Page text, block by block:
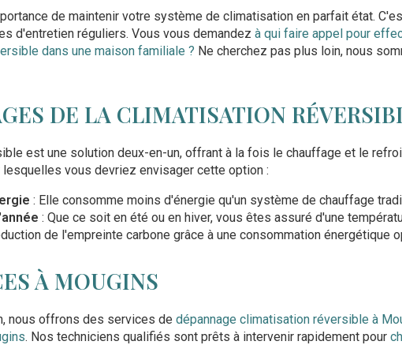
de maintenir votre système de climatisation en parfait état.
d'entretien réguliers. Vous vous demandez à qui faire appel pour
dans une maison familiale ? Ne cherchez pas plus loin, nous
DE LA CLIMATISATION
est une solution deux-en-un, offrant à la fois le chauffage et le
vous devriez envisager cette option :
: Elle consomme moins d'énergie qu'un système de chauffage
: Que ce soit en été ou en hiver, vous êtes assuré d'une
de l'empreinte carbone grâce à une consommation énergétique
À MOUGINS
nous offrons des services de dépannage climatisation réversible à
. Nos techniciens qualifiés sont prêts à intervenir rapidement pour